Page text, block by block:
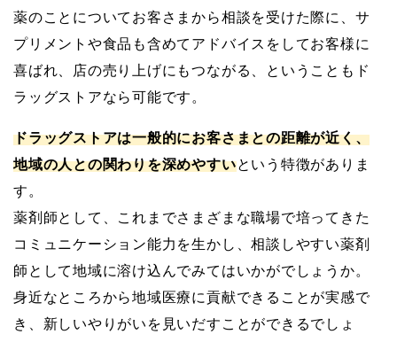
薬のことについてお客さまから相談を受けた際に、サ
プリメントや食品も含めてアドバイスをしてお客様に
喜ばれ、店の売り上げにもつながる、ということもド
ラッグストアなら可能です。
ドラッグストアは一般的にお客さまとの距離が近く、
地域の人との関わりを深めやすいという特徴がありま
す。
薬剤師として、これまでさまざまな職場で培ってきた
コミュニケーション能力を生かし、相談しやすい薬剤
師として地域に溶け込んでみてはいかがでしょうか。
身近なところから地域医療に貢献できることが実感で
き、新しいやりがいを見いだすことができるでしょ